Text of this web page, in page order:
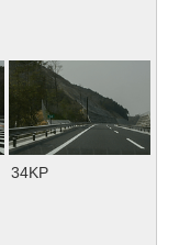
34KP